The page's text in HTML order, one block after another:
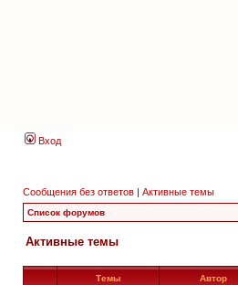
Вход
Сообщения без ответов | Активные темы
Список форумов
Активные темы
Темы Автор